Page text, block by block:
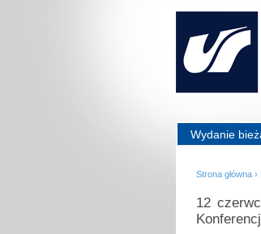
Wydanie
Strona główna ›
12